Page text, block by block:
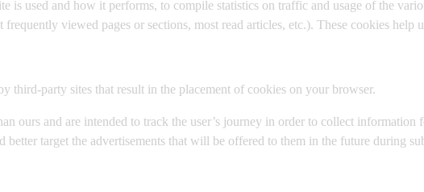
is used and how it performs, to compile statistics on traffic and usage of the
viewed pages or sections, most read articles, etc.). These cookies
third-party sites that result in the placement of cookies on your browser.
ours and are intended to track the user’s journey in order to collect
target the advertisements that will be offered to them in the future during